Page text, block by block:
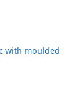
with moulded